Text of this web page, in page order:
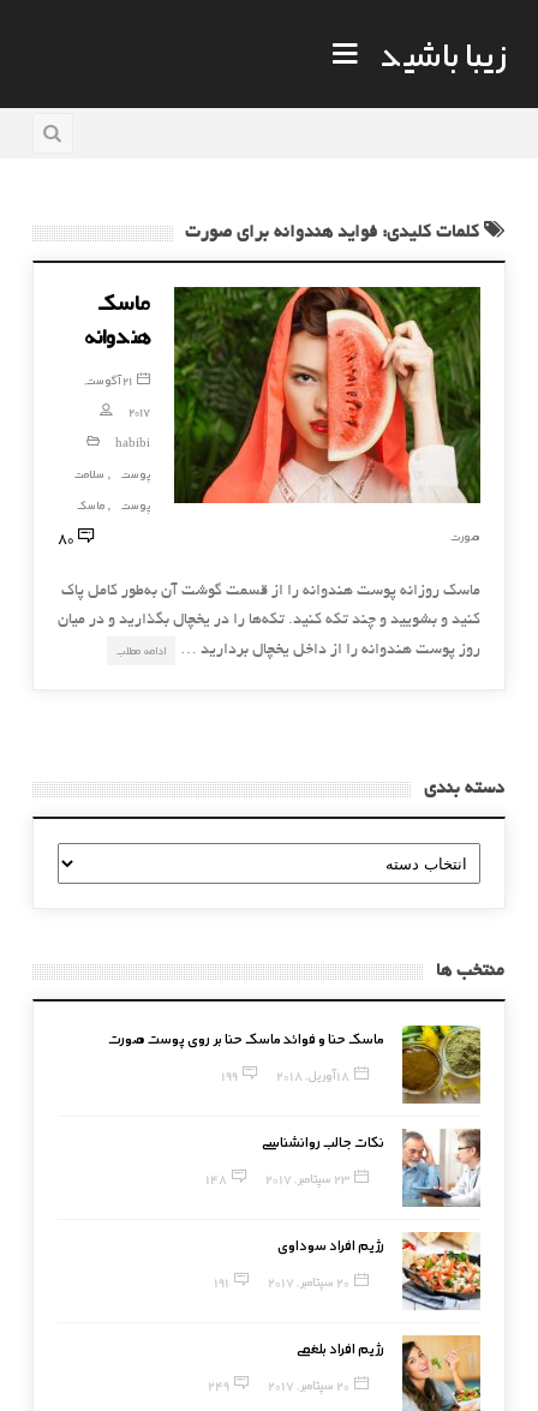
زیبا باشید
کلمات کلیدی: فواید هندوانه برای صورت
ماسک
هندوانه
21 آگوست,
2017
habibi
پوست
, سلامت
پوست
, ماسک
صورت
80
ماسك روزانه پوست هندوانه را از قسمت گوشت آن به‌طور كامل پاك
كنيد و بشوييد و چند تكه كنيد. تكه‌ها را در يخچال بگذاريد و در ميان
روز پوست هندوانه را از داخل يخچال برداريد …
ادامه مطلب
دسته بندی
دسته
بندی
منتخب ها
ماسک حنا و فوائد ماسک حنا بر روی پوست صورت
18 آوریل, 2018 199
نکات جالب روانشناسی
23 سپتامبر, 2017 148
رژیم افراد سوداوی
20 سپتامبر, 2017 191
رژیم افراد بلغمی
20 سپتامبر, 2017 249